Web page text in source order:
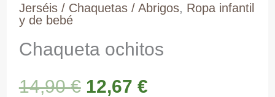
Jerséis / Chaquetas / Abrigos, Ropa infantil
y de bebé
Chaqueta ochitos
14,90€ El
12,67 €El